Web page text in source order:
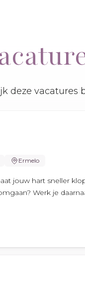
deze
Ermelo
jouw hart sneller
Werk je